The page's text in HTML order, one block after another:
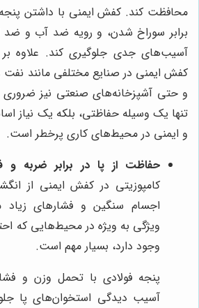
محافظت کند. کفش ایمنی با داشتن پنجه
برابر سوراخ شدن، و رویه ضد آب و ضد
آسیب‌های جدی جلوگیری کند. علاوه بر
کفش ایمنی در صنایع مختلفی مانند نفت
و حتی آشپزخانه‌های صنعتی نیز
تنها یک وسیله حفاظتی، بلکه یک نیاز
و ایمنی در محیط‌های کاری پرخطر است.
حفاظت از پا در برابر ضربه و
کامپوزیتی در کفش ایمنی از
اجسام سنگین و فشارهای
ویژگی به ویژه در محیط‌هایی که
وجود دارد، بسیار مهم است.
پنجه فولادی با تحمل وزن و
آسیب دیدگی استخوان‌های پا